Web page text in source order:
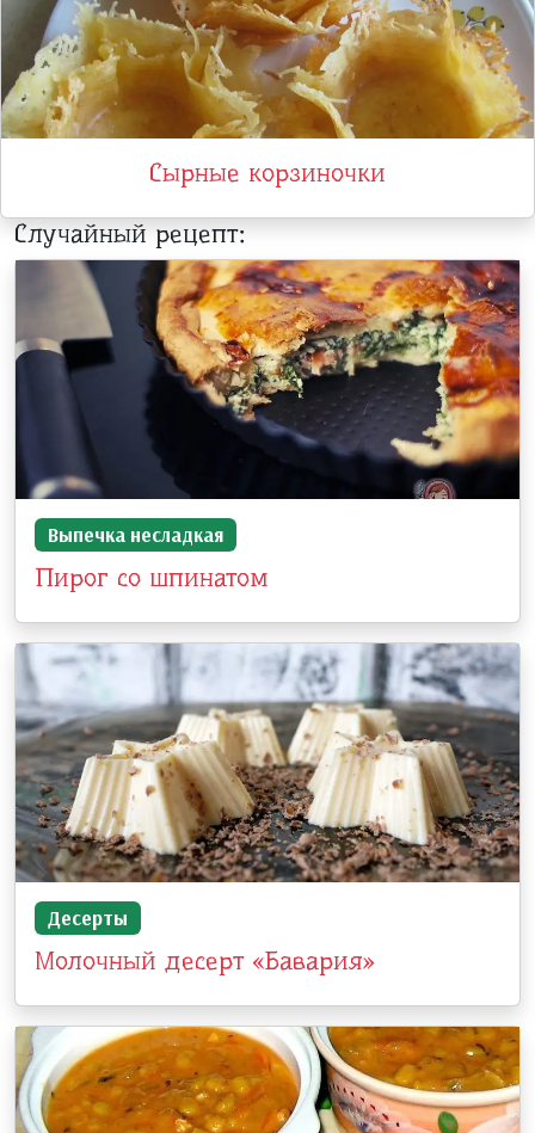
Сырные корзиночки
Случайный рецепт:
Выпечка несладкая
Пирог со шпинатом
Десерты
Молочный десерт «Бавария»